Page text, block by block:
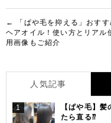
投
稿
ー
← 「ぱや毛を抑える」おすす
ヘアオイル！使い方とリアル
用画像もご紹介
人気記事
1
【ぱや毛】
たら直る⁇